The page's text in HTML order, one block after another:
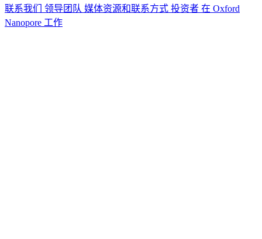
联系我们 领导团队 媒体资源和联系方式 投资者 在 Oxford
Nanopore 工作